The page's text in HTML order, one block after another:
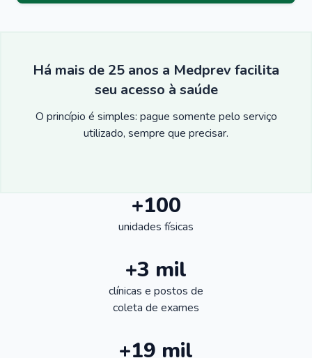
Há mais de 25 anos a Medprev facilita
seu acesso à saúde
O princípio é simples: pague somente pelo serviço
utilizado, sempre que precisar.
+100
unidades físicas
+3 mil
clínicas e postos de
coleta de exames
+19 mil